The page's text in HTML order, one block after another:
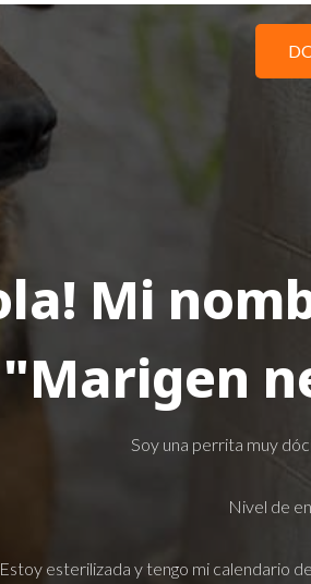
Mi
"Marigen
Soy una perrita muy
Nivel de
Estoy esterilizada y tengo mi calendario